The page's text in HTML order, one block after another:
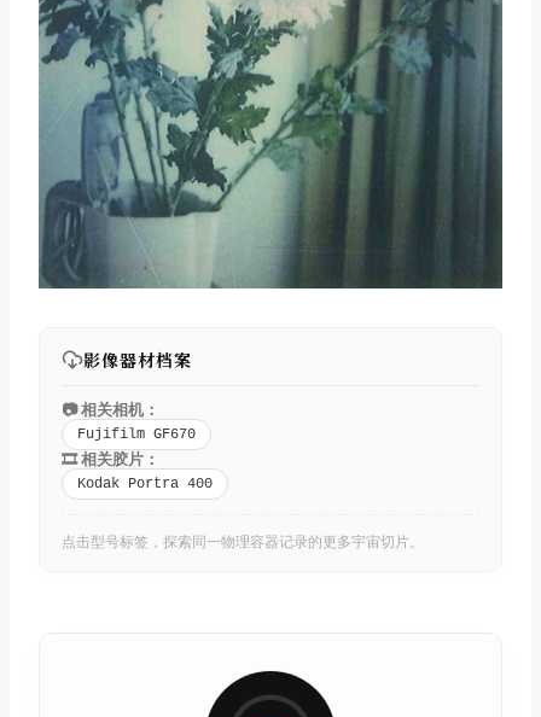
影像器材档案
📷 相关相机：
Fujifilm GF670
🎞️ 相关胶片：
Kodak Portra 400
点击型号标签，探索同一物理容器记录的更多宇宙切片。